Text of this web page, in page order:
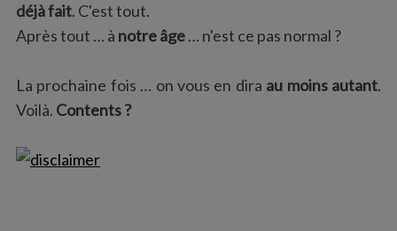
déjà fait. C'est tout.
Après tout … à notre âge… n'est ce pas normal ?
La prochaine fois … on vous en dira au moins autant.
Voilà. Contents ?